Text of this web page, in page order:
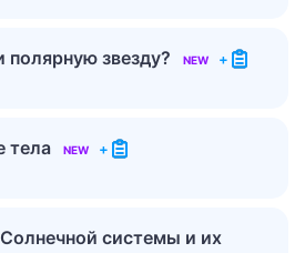
полярную звезду? NEW +
тела NEW +
системы и их